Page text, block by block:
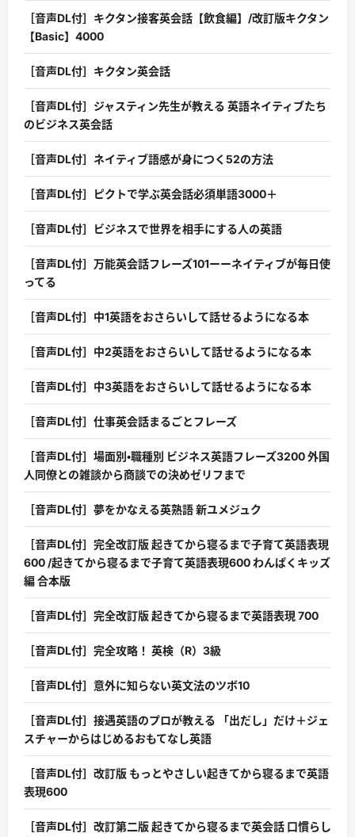
［音声DL付］キクタン接客英会話【飲食編】/改訂版キクタン
【Basic】4000
［音声DL付］キクタン英会話
［音声DL付］ジャスティン先生が教える 英語ネイティブたち
のビジネス英会話
［音声DL付］ネイティブ語感が身につく52の方法
［音声DL付］ピクトで学ぶ英会話必須単語3000＋
［音声DL付］ビジネスで世界を相手にする人の英語
［音声DL付］万能英会話フレーズ101ーーネイティブが毎日使
ってる
［音声DL付］中1英語をおさらいして話せるようになる本
［音声DL付］中2英語をおさらいして話せるようになる本
［音声DL付］中3英語をおさらいして話せるようになる本
［音声DL付］仕事英会話まるごとフレーズ
［音声DL付］場面別・職種別 ビジネス英語フレーズ3200 外国
人同僚との雑談から商談での決めゼリフまで
［音声DL付］夢をかなえる英熟語 新ユメジュク
［音声DL付］完全改訂版 起きてから寝るまで子育て英語表現
600 /起きてから寝るまで子育て英語表現600 わんぱくキッズ
編 合本版
［音声DL付］完全改訂版 起きてから寝るまで英語表現 700
［音声DL付］完全攻略！ 英検（R）3級
［音声DL付］意外に知らない英文法のツボ10
［音声DL付］接遇英語のプロが教える 「出だし」だけ＋ジェ
スチャーからはじめるおもてなし英語
［音声DL付］改訂版 もっとやさしい起きてから寝るまで英語
表現600
［音声DL付］改訂第二版 起きてから寝るまで英会話 口慣らし